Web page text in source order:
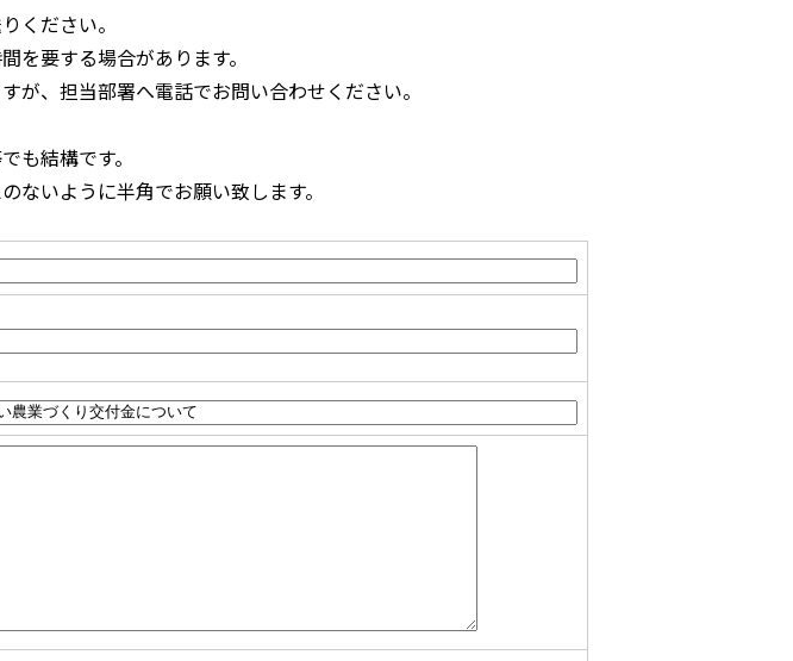
ください。
を要する場合があります。
が、担当部署へ電話でお問い合わせください。
も結構です。
ないように半角でお願い致します。